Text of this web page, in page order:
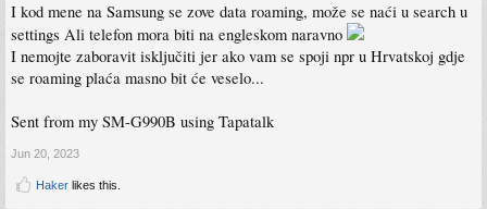
I kod mene na Samsung se zove data roaming, može se naći u search u
settings Ali telefon mora biti na engleskom naravno
I nemojte zaboravit isključiti jer ako vam se spoji npr u Hrvatskoj gdje
se roaming plaća masno bit će veselo...
Sent from my SM-G990B using Tapatalk
Jun 20, 2023
Haker likes this.